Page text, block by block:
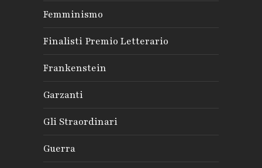
Femminismo
Finalisti Premio Letterario
Frankenstein
Garzanti
Gli Straordinari
Guerra